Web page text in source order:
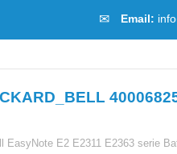
Email:
EasyNote E2 E2311 E2363 serie